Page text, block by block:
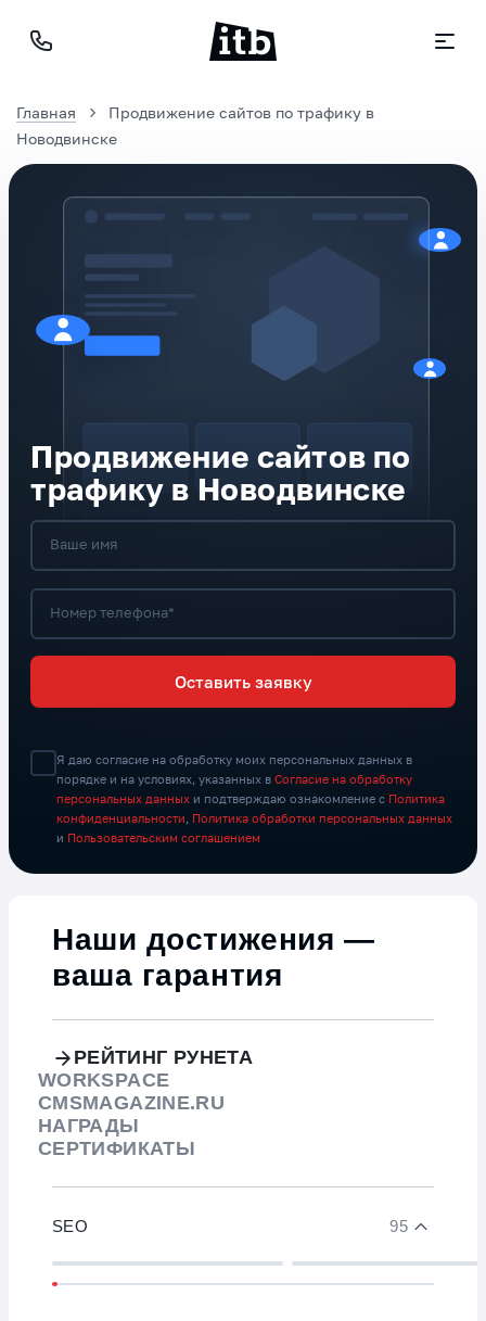
Главная
Продвижение сайтов по трафику в
Новодвинске
Продвижение сайтов по
трафику в Новодвинске
Ваше имя
Номер телефона*
Оставить заявку
Я даю согласие на обработку моих персональных данных в
порядке и на условиях, указанных в Согласие на обработку
персональных данных и подтверждаю ознакомление с Политика
конфиденциальности
Политика обработки персональных данных
и Пользовательским соглашением
Наши достижения —
ваша гарантия
РЕЙТИНГ РУНЕТА
WORKSPACE
CMSMAGAZINE.RU
НАГРАДЫ
СЕРТИФИКАТЫ
SEO 95